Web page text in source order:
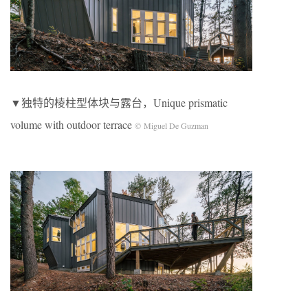
▼独特的棱柱型体块与露台，Unique prismatic
volume with outdoor terrace © Miguel De Guzman